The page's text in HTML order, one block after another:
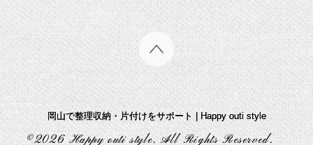
岡山で整理収納・片付けをサポート | Happy outi style
©2026 Happy outi style. All Rights Reserved.